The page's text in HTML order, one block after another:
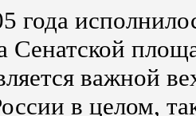
года
Сенатской
важной
в целом,